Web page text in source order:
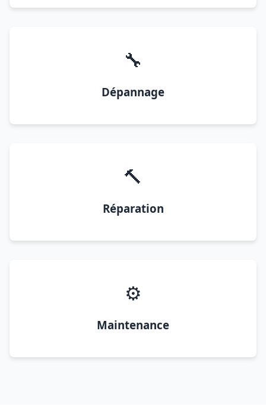
🔧
Dépannage
🔨
Réparation
⚙️
Maintenance